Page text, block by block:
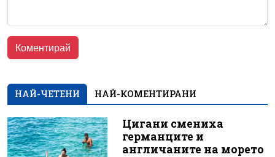
НАЙ-ЧЕТЕНИ НАЙ-КОМЕНТИРАНИ
Цигани смениха
германците и
англичаните на морето